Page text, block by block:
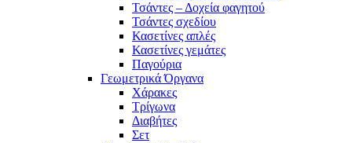
Τσάντες – Δοχεία φαγητού
Τσάντες σχεδίου
Κασετίνες απλές
Κασετίνες γεμάτες
Παγούρια
Γεωμετρικά Όργανα
Χάρακες
Τρίγωνα
Διαβήτες
Σετ